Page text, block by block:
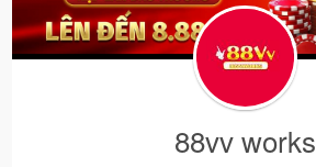
88vv works